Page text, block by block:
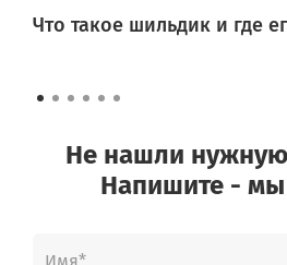
Что такое шильдик и где
Не нашли нужную
Напишите -